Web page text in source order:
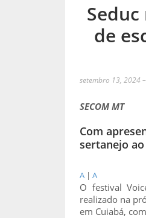
de
setembro 13, 2024
SECOM MT
Com
sertanejo
A | A
O festival
realizado na
em Cuiabá,